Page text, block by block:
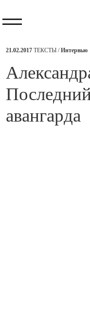
21.02.2017 ТЕКСТЫ /Интервью
авангарда